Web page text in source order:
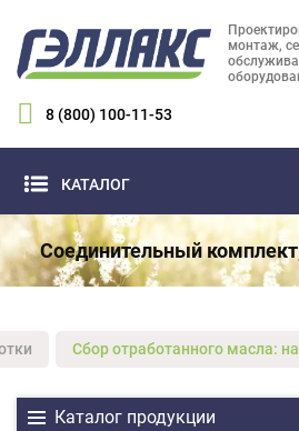
монтаж,
8 (800) 100-11-53
КАТАЛОГ
Соединительный
Сбор отработанного масла:
Каталог продукции